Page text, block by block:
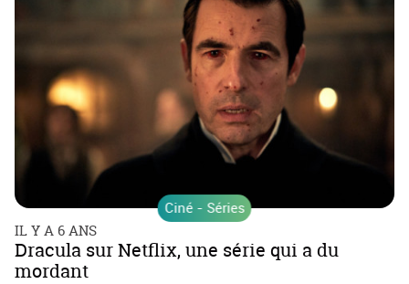
Ciné - Séries
IL Y A 6 ANS
Dracula sur Netflix, une série qui a du
mordant